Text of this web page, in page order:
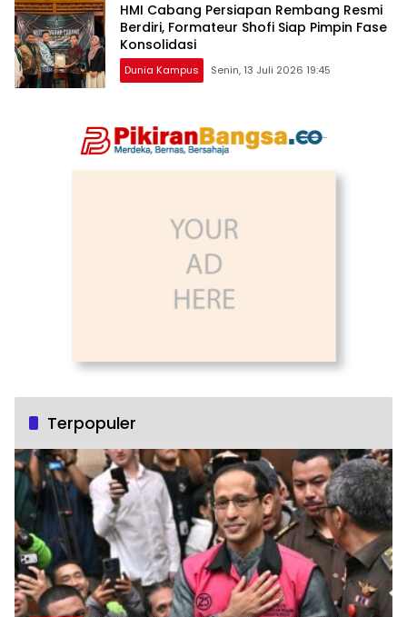
HMI Cabang Persiapan Rembang Resmi
Berdiri, Formateur Shofi Siap Pimpin Fase
Konsolidasi
Dunia Kampus Senin, 13 Juli 2026 19:45
Terpopuler